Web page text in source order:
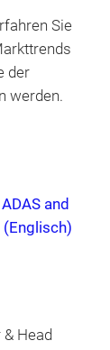
Sie
der
werden.
and
Head